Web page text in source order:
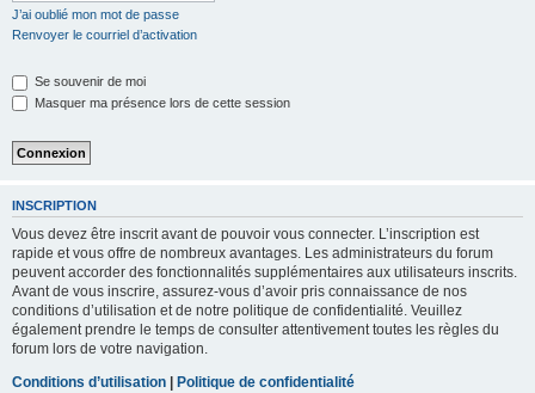
J’ai oublié mon mot de passe
Renvoyer le courriel d’activation
Se souvenir de moi
Masquer ma présence lors de cette session
INSCRIPTION
Vous devez être inscrit avant de pouvoir vous connecter. L’inscription est
rapide et vous offre de nombreux avantages. Les administrateurs du forum
peuvent accorder des fonctionnalités supplémentaires aux utilisateurs inscrits.
Avant de vous inscrire, assurez-vous d’avoir pris connaissance de nos
conditions d’utilisation et de notre politique de confidentialité. Veuillez
également prendre le temps de consulter attentivement toutes les règles du
forum lors de votre navigation.
Conditions d’utilisation | Politique de confidentialité